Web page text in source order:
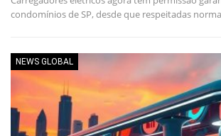
condomínios de SP, desde que respeitadas
NEWS GLOBAL